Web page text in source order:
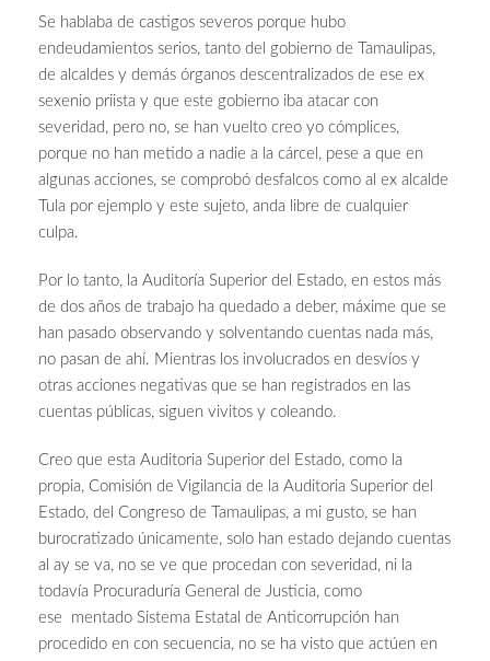
Se hablaba de castigos severos porque hubo
endeudamientos serios, tanto del gobierno de Tamaulipas,
de alcaldes y demás órganos descentralizados de ese ex
sexenio priista y que este gobierno iba atacar con
severidad, pero no, se han vuelto creo yo cómplices,
porque no han metido a nadie a la cárcel, pese a que en
algunas acciones, se comprobó desfalcos como al ex alcalde
Tula por ejemplo y este sujeto, anda libre de cualquier
culpa.
Por lo tanto, la Auditoría Superior del Estado, en estos más
de dos años de trabajo ha quedado a deber, máxime que se
han pasado observando y solventando cuentas nada más,
no pasan de ahí. Mientras los involucrados en desvíos y
otras acciones negativas que se han registrados en las
cuentas públicas, siguen vivitos y coleando.
Creo que esta Auditoria Superior del Estado, como la
propia, Comisión de Vigilancia de la Auditoria Superior del
Estado, del Congreso de Tamaulipas, a mi gusto, se han
burocratizado únicamente, solo han estado dejando cuentas
al ay se va, no se ve que procedan con severidad, ni la
todavía Procuraduría General de Justicia, como
ese mentado Sistema Estatal de Anticorrupción han
procedido en con secuencia, no se ha visto que actúen en